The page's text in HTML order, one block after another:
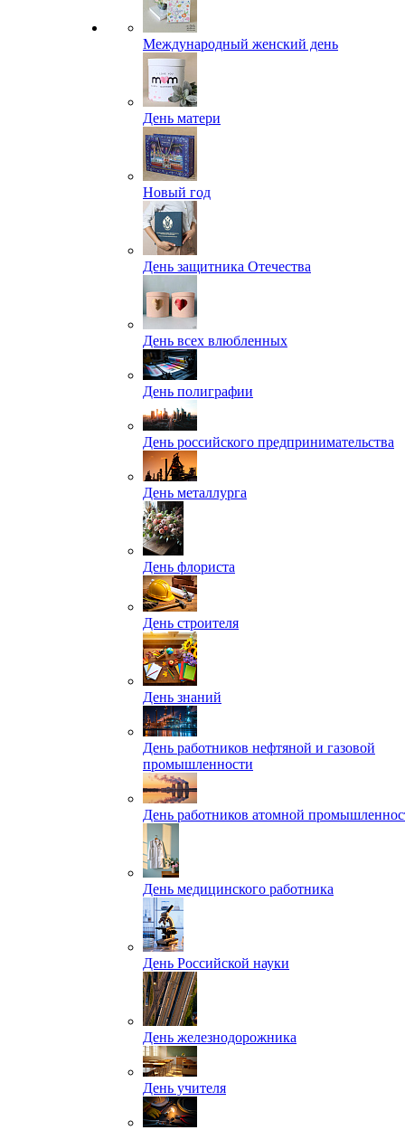
Международный женский день
День матери
Новый год
День защитника Отечества
День всех влюбленных
День полиграфии
День российского предпринимательства
День металлурга
День флориста
День строителя
День знаний
День работников нефтяной и газовой
промышленности
День работников атомной
День медицинского работника
День Российской науки
День железнодорожника
День учителя